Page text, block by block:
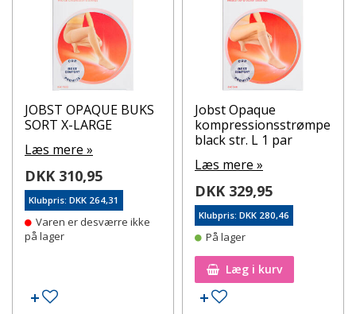
JOBST OPAQUE BUKS
SORT X-LARGE
Læs mere »
DKK 310,95
Klubpris: DKK 264,31
Varen er desværre ikke
på lager
Tilføj til ønskeseddel
Jobst Opaque
kompressionsstrømpe
black str. L 1 par
Læs mere »
DKK 329,95
Klubpris: DKK 280,46
På lager
Læg i kurv
Tilføj til ønskeseddel